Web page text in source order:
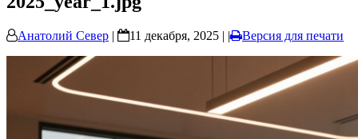
Анатолий Север | 11 декабря, 2025 | | Версия для печати